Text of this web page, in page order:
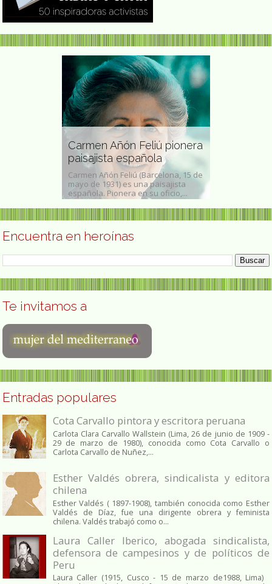
Carmen Añón Feliú pionera
paisajista española
Carmen Añón Feliú (Barcelona, 15 de
mayo de 1931) es una paisajista
española. Pionera en su oficio,...
Encuentra en heroínas
Te invitamos a
Entradas populares
Cota Carvallo pintora y escritora peruana
Carlota Clara Carvallo Wallstein (Lima, 26 de junio de 1909 -
29 de marzo de 1980), conocida como Cota Carvallo o
Carlota Carvallo de Nuñez,...
Esther Valdés obrera, sindicalista y editora
chilena
Esther Valdés ( 1897-1908), también conocida como Esther
Valdés de Díaz, fue una dirigente obrera y feminista
chilena. Valdés trabajó como o...
Laura Caller Iberico, abogada sindicalista,
defensora de campesinos y de políticos de
Peru
Laura Caller (1915, Cusco - 15 de marzo de1988, Lima)